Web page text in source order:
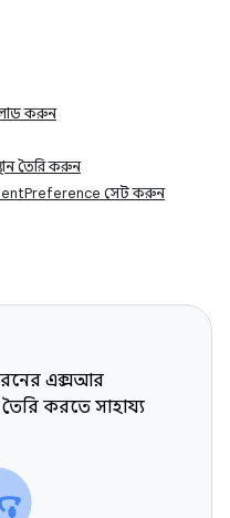
লোড করুন
তৈরি করুন
সেট করুন
এক্সআর
করতে সাহায্য